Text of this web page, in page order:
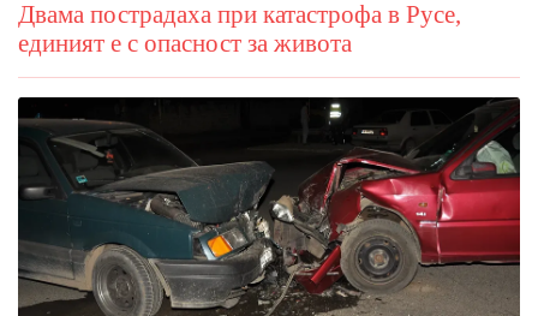
Двама пострадаха при катастрофа в Русе,
единият е с опасност за живота